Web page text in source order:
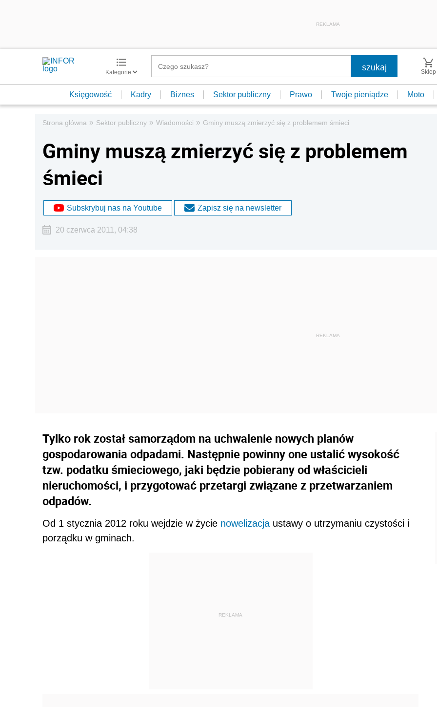
REKLAMA
Kategorie Sklep
Księgowość Kadry Biznes Sektor publiczny Prawo Twoje pieniądze Moto
Strona główna » Sektor publiczny » Wiadomości » Gminy muszą zmierzyć się z problemem śmieci
Gminy muszą zmierzyć się z problemem
śmieci
Subskrybuj nas na Youtube Zapisz się na newsletter
20 czerwca 2011, 04:38
Tylko rok został samorządom na uchwalenie nowych planów
gospodarowania odpadami. Następnie powinny one ustalić wysokość
tzw. podatku śmieciowego, jaki będzie pobierany od właścicieli
nieruchomości, i przygotować przetargi związane z przetwarzaniem
odpadów.
Od 1 stycznia 2012 roku wejdzie w życie nowelizacja ustawy o utrzymaniu czystości i
porządku w gminach.
REKLAMA